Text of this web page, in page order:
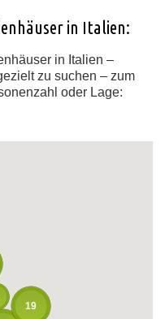
in Italien:
in Italien –
zu suchen – zum
oder Lage:
19